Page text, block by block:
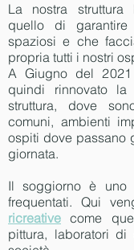
La nostra
quello di garantire
spaziosi e che
propria tutti i nostri
A Giugno del
quindi rinnovato
struttura, dove
comuni, ambienti
ospiti dove passano
giornata.
Il soggiorno è uno
frequentati. Qui
ricreative come
pittura, laboratori